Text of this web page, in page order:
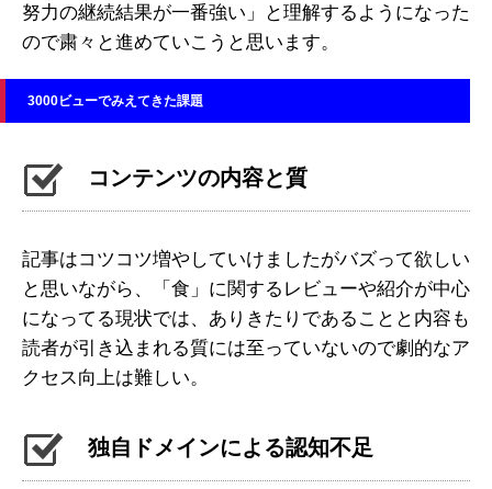
努力の継続結果が一番強い」と理解するようになった
ので粛々と進めていこうと思います。
3000ビューでみえてきた課題
コンテンツの内容と質
記事はコツコツ増やしていけましたがバズって欲しい
と思いながら、「食」に関するレビューや紹介が中心
になってる現状では、ありきたりであることと内容も
読者が引き込まれる質には至っていないので劇的なア
クセス向上は難しい。
独自ドメインによる認知不足